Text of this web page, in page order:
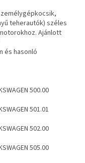
teherautók) széles
Ajánlott
és hasonló
500.00
501.01
502.00
505.00